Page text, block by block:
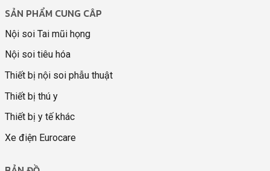
SẢN PHẨM CUNG CÂP
Nội soi Tai mũi họng
Nội soi tiêu hóa
Thiết bị nội soi phẫu thuật
Thiết bị thú y
Thiết bị y tế khác
Xe điện Eurocare